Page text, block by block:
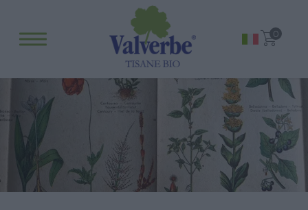
0
Blog
Eventi e visite
Visite guidate
Laboratori
Calendario
Offerte scuole e gruppi
Orari